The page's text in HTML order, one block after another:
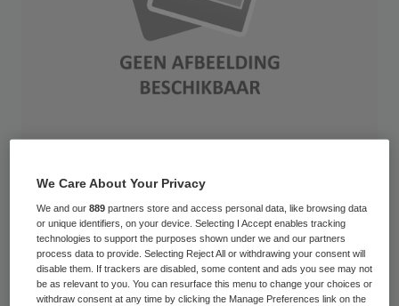
Bestuurders moeten binnen de governance
van zorgorganisaties grotere
handelingsvrijheid krijgen. Alleen op deze
manier kunnen ze maatschappelijke
We Care About Your Privacy
We and our889 partners store and access personal data, like browsing data
or unique identifiers, on your device. Selecting I Accept enables tracking
technologies to support the purposes shown under we and our partners
process data to provide. Selecting Reject All or withdrawing your consent will
disable them. If trackers are disabled, some content and ads you see may not
be as relevant to you. You can resurface this menu to change your choices or
withdraw consent at any time by clicking the Manage Preferences link on the